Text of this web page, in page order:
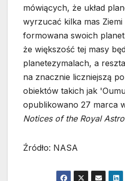
mówiących, że układ
wyrzucać kilka mas
formowana swoich
że większość tej masy
planetezymalach, a
na znacznie liczniejszą
obiektów takich jak
opublikowano 27 marca
Notices of the Royal
Źródło: NASA